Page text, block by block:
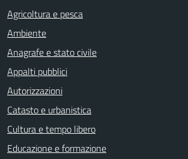
Agricoltura e pesca
Ambiente
Anagrafe e stato civile
Appalti pubblici
Autorizzazioni
Catasto e urbanistica
Cultura e tempo libero
Educazione e formazione